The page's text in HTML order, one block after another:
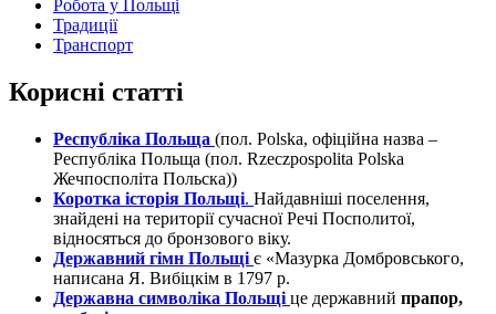
Робота у Польщі
Традиції
Транспорт
Корисні статті
Республіка Польща (пол. Polska, офіційна назва –
Республіка Польща (пол. Rzeczpospolita Polska
Жечпосполіта Польска))
Коротка історія Польщі. Найдавніші поселення,
знайдені на території сучасної Речі Посполитої,
відносяться до бронзового віку.
Державний гімн Польщі є «Мазурка Домбровського,
написана Я. Вибіцкім в 1797 р.
Державна символіка Польщі це державний прапор,